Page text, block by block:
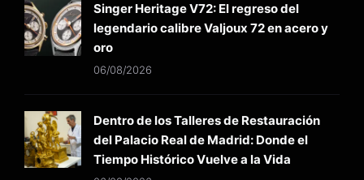
Singer Heritage V72: El regreso del
legendario calibre Valjoux 72 en acero y
oro
06/08/2026
Dentro de los Talleres de Restauración
del Palacio Real de Madrid: Donde el
Tiempo Histórico Vuelve a la Vida